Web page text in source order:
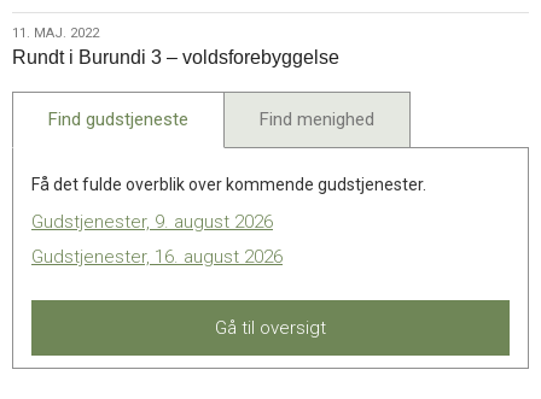
2022
11.
maj.
2022
11. MAJ. 2022
Rundt i Burundi 3 – voldsforebyggelse
Find gudstjeneste Find menighed
Få det fulde overblik over kommende gudstjenester.
Gudstjenester, 9. august 2026
Gudstjenester, 16. august 2026
Gå til oversigt